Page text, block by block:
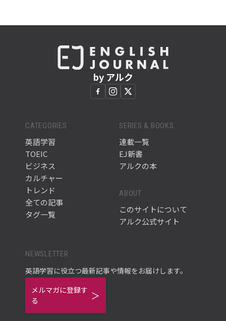
by アルク
CATEGORIES
英語学習
TOEIC
ビジネス
カルチャー
トレンド
全ての記事
タグ一覧
SERIES & BOOKS
連載一覧
EJ新書
アルクの本
ABOUT
このサイトについて
アルク公式サイト
NEWSLETTER
英語学習に役立つ最新記事や情報をお届けします。
メルマガに登録す
る